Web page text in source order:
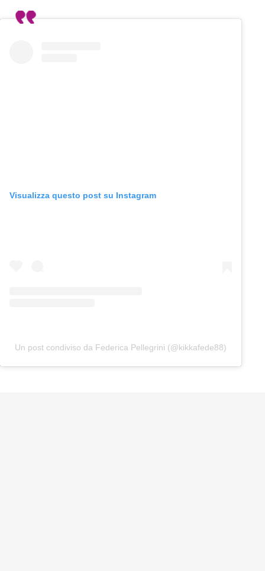
Visualizza questo post su Instagram
Un post condiviso da Federica Pellegrini (@kikkafede88)